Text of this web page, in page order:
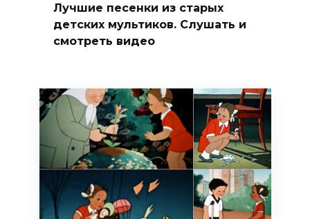
Лучшие песенки из старых
детских мультиков. Слушать и
смотреть видео